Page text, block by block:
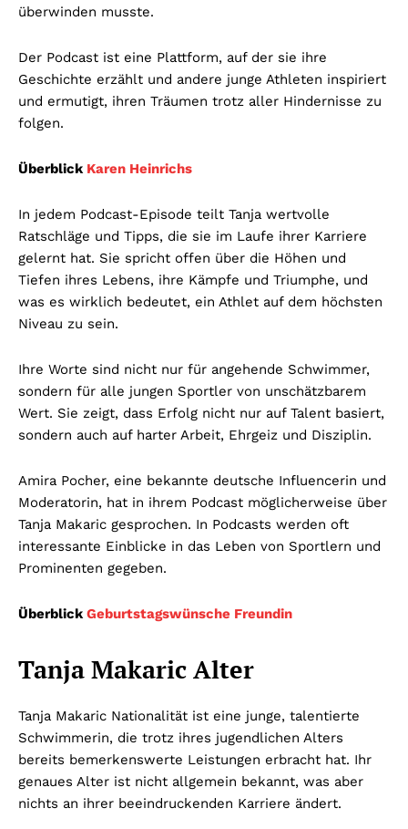
überwinden musste.
Der Podcast ist eine Plattform, auf der sie ihre
Geschichte erzählt und andere junge Athleten inspiriert
und ermutigt, ihren Träumen trotz aller Hindernisse zu
folgen.
Überblick Karen Heinrichs
In jedem Podcast-Episode teilt Tanja wertvolle
Ratschläge und Tipps, die sie im Laufe ihrer Karriere
gelernt hat. Sie spricht offen über die Höhen und
Tiefen ihres Lebens, ihre Kämpfe und Triumphe, und
was es wirklich bedeutet, ein Athlet auf dem höchsten
Niveau zu sein.
Ihre Worte sind nicht nur für angehende Schwimmer,
sondern für alle jungen Sportler von unschätzbarem
Wert. Sie zeigt, dass Erfolg nicht nur auf Talent basiert,
sondern auch auf harter Arbeit, Ehrgeiz und Disziplin.
Amira Pocher, eine bekannte deutsche Influencerin und
Moderatorin, hat in ihrem Podcast möglicherweise über
Tanja Makaric gesprochen. In Podcasts werden oft
interessante Einblicke in das Leben von Sportlern und
Prominenten gegeben.
Überblick Geburtstagswünsche Freundin
Tanja Makaric Alter
Tanja Makaric Nationalität ist eine junge, talentierte
Schwimmerin, die trotz ihres jugendlichen Alters
bereits bemerkenswerte Leistungen erbracht hat. Ihr
genaues Alter ist nicht allgemein bekannt, was aber
nichts an ihrer beeindruckenden Karriere ändert.